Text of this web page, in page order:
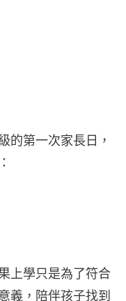
的第一次家長日，
上學只是為了符合
義，陪伴孩子找到